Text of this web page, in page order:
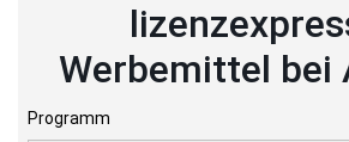
Werbemittel bei
Programm